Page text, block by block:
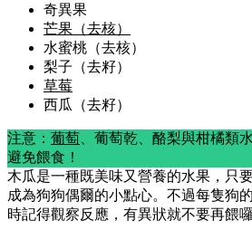
奇異果
芒果（去核）
水蜜桃（去核）
梨子（去籽）
草莓
西瓜（去籽）
注意： 葡萄 、葡萄乾、酪梨與柑橘類
避免餵食！
木瓜是一種既美味又營養的水果，只
成為狗狗偶爾的小點心。不過每隻狗
時記得觀察反應，有異狀就不要再餵囉